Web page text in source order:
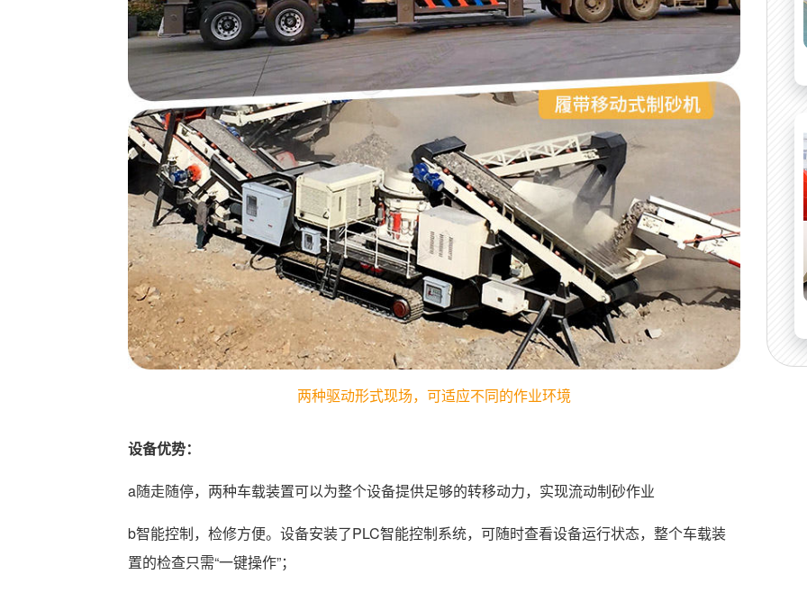
两种驱动形式现场，可适应不同的作业环境
设备优势：
a随走随停，两种车载装置可以为整个设备提供足够的转移动力，实现流动制砂作业
b智能控制，检修方便。设备安装了PLC智能控制系统，可随时查看设备运行状态，整个车载装
置的检查只需“一键操作”；